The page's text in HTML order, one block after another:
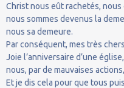
Christ nous eût rachetés,
nous sommes devenus la
nous sa demeure.
Par conséquent, mes très
Joie l’anniversaire d’une
nous, par de mauvaises
Et je dis cela pour que tous